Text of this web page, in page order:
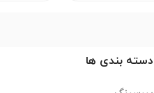
دسته بندی ها